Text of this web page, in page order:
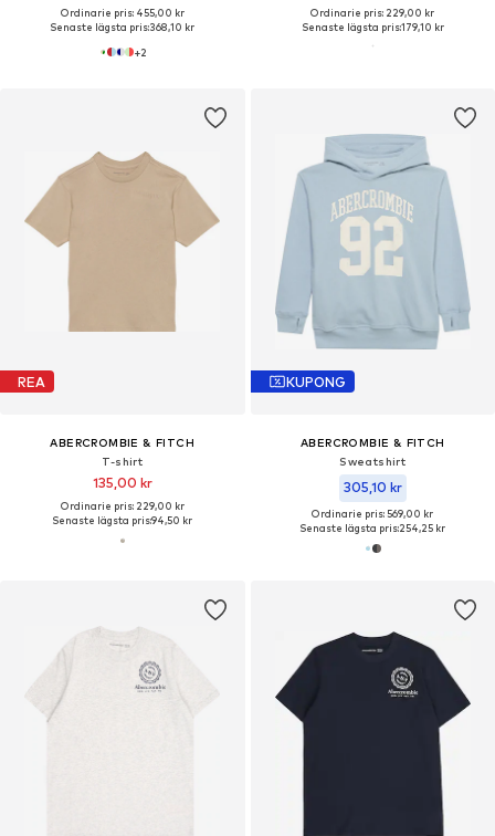
Ordinarie pris: 455,00 kr
Senaste lägsta pris:368,10 kr
+2
Ordinarie pris: 229,00 kr
Senaste lägsta pris:179,10 kr
REA
ABERCROMBIE & FITCH
T-shirt
135,00 kr
Ordinarie pris: 229,00 kr
Senaste lägsta pris:94,50 kr
KUPONG
ABERCROMBIE & FITCH
Sweatshirt
305,10 kr
Ordinarie pris: 569,00 kr
Senaste lägsta pris:254,25 kr